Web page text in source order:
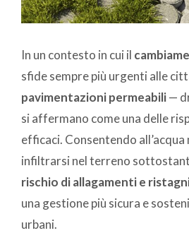
In un contesto in cui il
sfide sempre più urgenti alle
pavimentazioni permeabili—
si affermano come una delle
efficaci. Consentendo
infiltrarsi nel terreno
rischio di allagamenti e
una gestione più sicura e
urbani.